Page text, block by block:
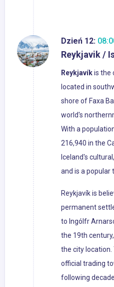
Dzień 12:
Reykjavik /
Reykjavíkis the
located in
shore of Faxa
world's
With a
216,940 in the
Iceland's
and is a popular
Reykjavík is
permanent
to Ingólfr
the 19th
the city location.
official trading
following